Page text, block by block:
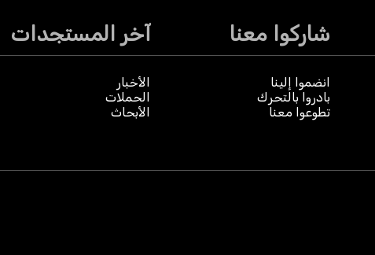
شاركوا معنا
انضموا إلينا
بادروا بالتحرك
تطوعوا معنا
آخر المستجدات
الأخبار
الحملات
الأبحاث